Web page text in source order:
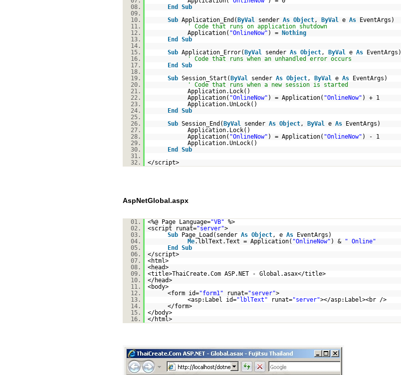
08.
End
Sub
09.
10.
Sub Application_End( ByVal sender As Object, ByVal e As
EventArgs)
11.
' Code that runs on application shutdown
12.
Application( "OnlineNow" ) =
Nothing
13.
End
Sub
14.
15.
Sub Application_Error( ByVal sender As Object, ByVal e As
EventArgs)
16.
' Code that runs when an unhandled error occurs
17.
End
Sub
18.
19.
Sub Session_Start( ByVal sender As Object, ByVal e As
EventArgs)
20.
' Code that runs when a new session is started
21.
Application.Lock()
22.
Application( "OnlineNow" ) = Application( "OnlineNow" ) + 1
23.
Application.UnLock()
24.
End
Sub
25.
26.
Sub Session_End( ByVal sender As Object, ByVal e As
EventArgs)
27.
Application.Lock()
28.
Application( "OnlineNow" ) = Application( "OnlineNow" ) - 1
29.
Application.UnLock()
30.
End
Sub
31.
32.
</script>
AspNetGlobal.aspx
01. <%@ Page Language="VB" %>
02.
<script runat="server">
03.
Sub Page_Load(sender As Object, e As
EventArgs)
04.
Me.lblText.Text = Application( "OnlineNow" ) &
" Online"
05.
End
Sub
06.
</script>
07.
<html>
08.
<head>
09.
<title>ThaiCreate.Com ASP.NET - Global.asax</title>
10.
</head>
11.
<body>
12.
<form id="form1" runat="server">
13.
<asp:Label id="lblText" runat="server"></asp:Label><br />
14.
</form>
15.
</body>
16.
</html>